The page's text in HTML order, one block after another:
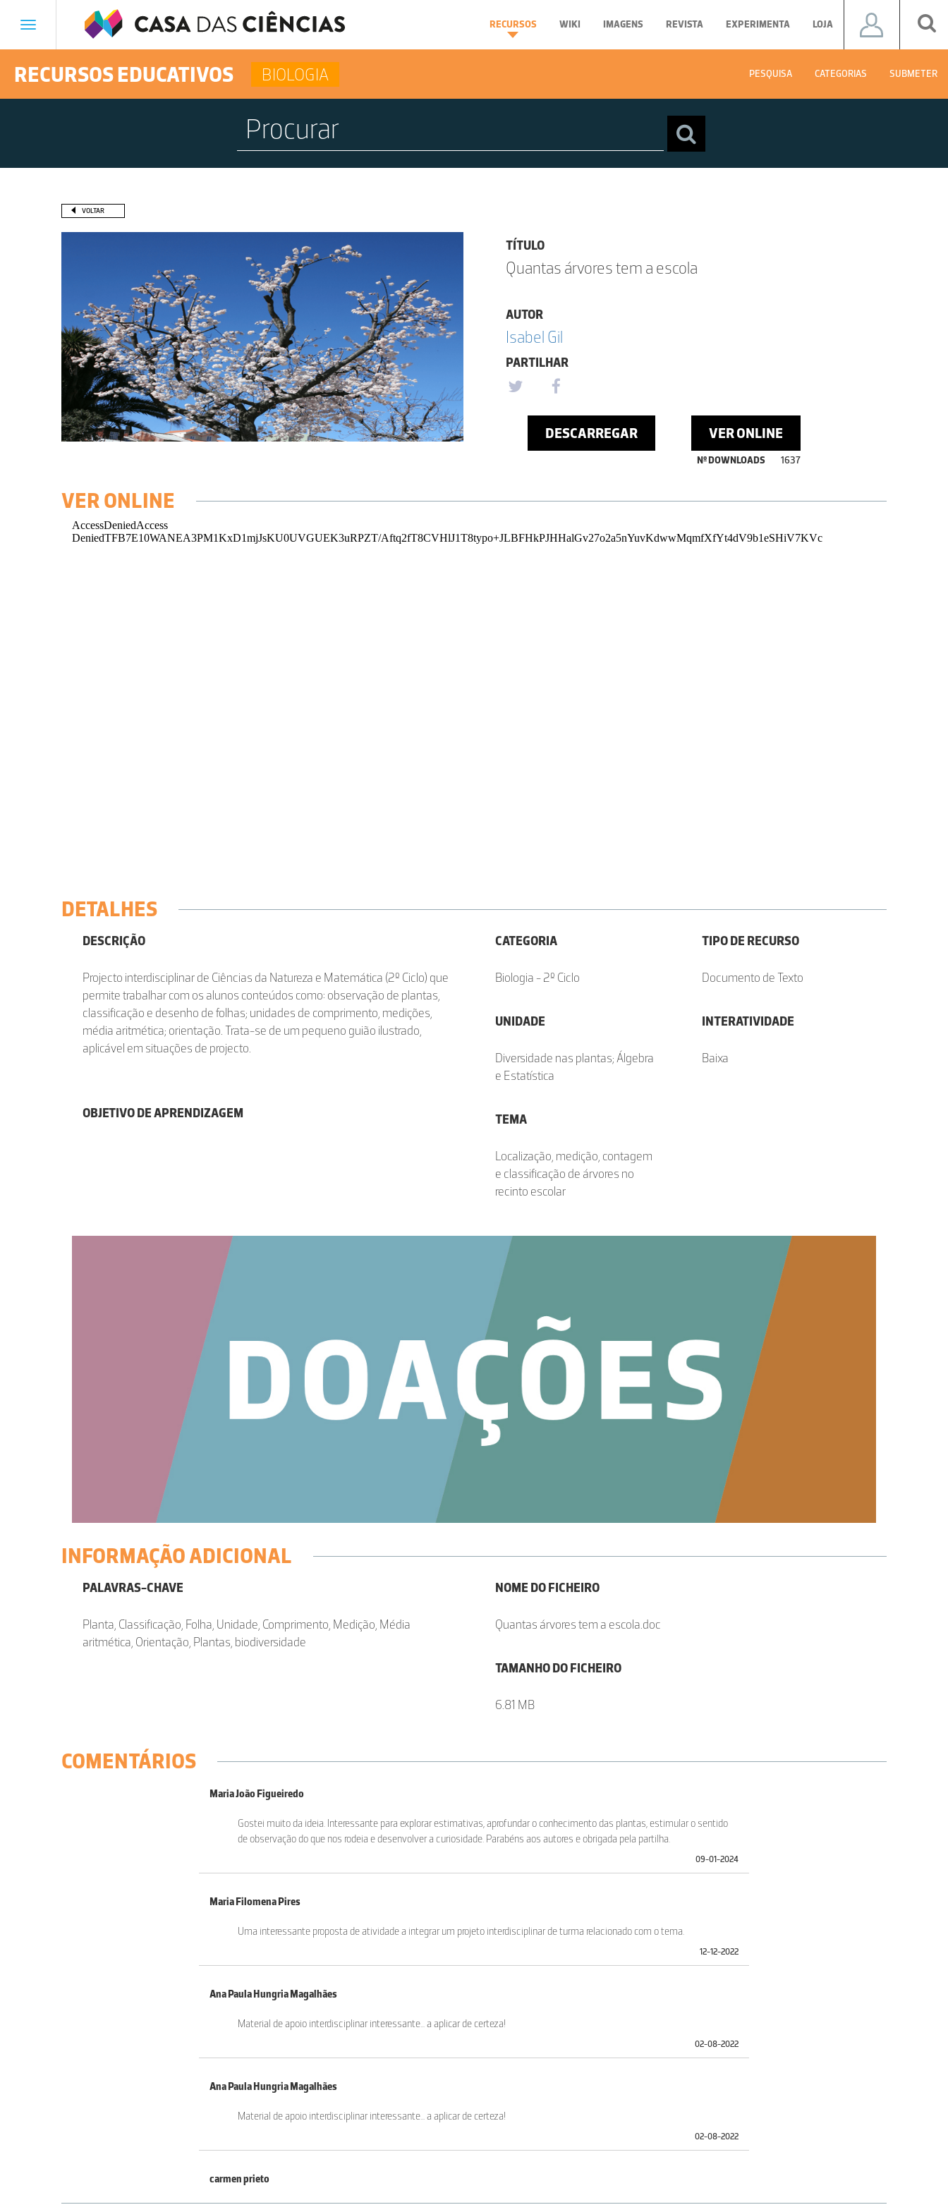
Toggle
RECURSOS WIKI IMAGENS REVISTA EXPERIMENTA LOJA
RECURSOS EDUCATIVOS BIOLOGIA PESQUISA CATEGORIAS SUBMETER
VOLTAR
TÍTULO
Quantas árvores tem a escola
AUTOR
Isabel Gil
PARTILHAR
DESCARREGAR VER ONLINE
Nº DOWNLOADS 1637
VER ONLINE
DETALHES
DESCRIÇÃO
Projecto interdisciplinar de Ciências da Natureza e Matemática (2º Ciclo) que
permite trabalhar com os alunos conteúdos como: observação de plantas,
classificação e desenho de folhas; unidades de comprimento, medições,
média aritmética; orientação. Trata-se de um pequeno guião ilustrado,
aplicável em situações de projecto.
OBJETIVO DE APRENDIZAGEM
CATEGORIA
Biologia - 2º Ciclo
UNIDADE
Diversidade nas plantas; Álgebra
e Estatística
TEMA
Localização, medição, contagem
e classificação de árvores no
recinto escolar
TIPO DE RECURSO
Documento de Texto
INTERATIVIDADE
Baixa
INFORMAÇÃO ADICIONAL
PALAVRAS-CHAVE
Planta, Classificação, Folha, Unidade, Comprimento, Medição, Média
aritmética, Orientação, Plantas, biodiversidade
NOME DO FICHEIRO
Quantas árvores tem a escola.doc
TAMANHO DO FICHEIRO
6.81 MB
COMENTÁRIOS
Maria João Figueiredo
Gostei muito da ideia. Interessante para explorar estimativas, aprofundar o conhecimento das plantas, estimular o sentido
de observação do que nos rodeia e desenvolver a curiosidade. Parabéns aos autores e obrigada pela partilha.
09-01-2024
Maria Filomena Pires
Uma interessante proposta de atividade a integrar um projeto interdisciplinar de turma relacionado com o tema.
12-12-2022
Ana Paula Hungria Magalhães
Material de apoio interdisciplinar interessante... a aplicar de certeza!
02-08-2022
Ana Paula Hungria Magalhães
Material de apoio interdisciplinar interessante... a aplicar de certeza!
02-08-2022
carmen prieto